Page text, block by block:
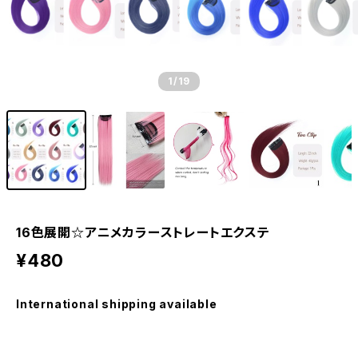
1 /19
16色展開☆アニメカラーストレートエクステ
¥480
International shipping available